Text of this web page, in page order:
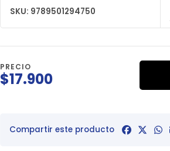
SKU: 9789501294750
PRECIO
$17.900
Compartir este producto